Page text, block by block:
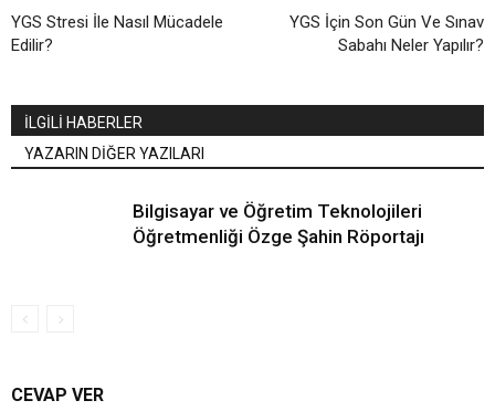
YGS Stresi İle Nasıl Mücadele
Edilir?
YGS İçin Son Gün Ve Sınav
Sabahı Neler Yapılır?
İLGİLİ HABERLER
YAZARIN DİĞER YAZILARI
Bilgisayar ve Öğretim Teknolojileri
Öğretmenliği Özge Şahin Röportajı
CEVAP VER